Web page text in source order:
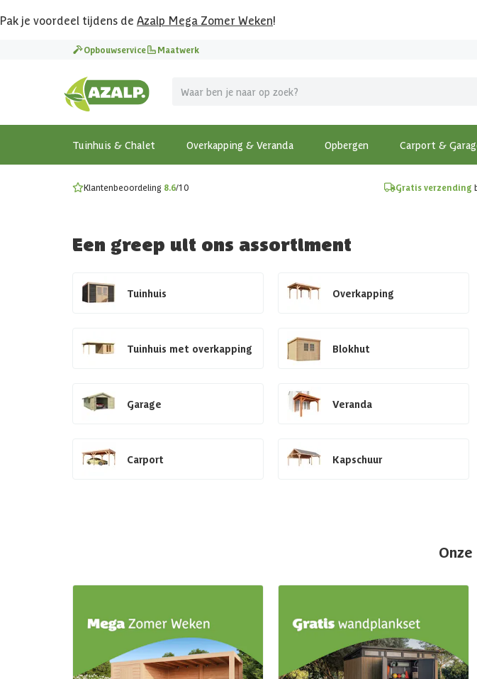
Pak je voordeel tijdens de Azalp Mega Zomer Weken!
Opbouwservice Maatwerk
Tuinhuis & Chalet Overkapping & Veranda Opbergen Carport &
Vier vakantie in je tuin
MEGA zomer kortingen op overkappingen en tuinhuizen!
Bekijk de actiemodellen
Gratis wandplankset
Ontdek onze metalen overkappingen
Klantenbeoordeling 8.6/10 Gratis verzending
Een greep uit ons assortiment
Tuinhuis Overkapping
Tuinhuis met overkapping Blokhut
Garage Veranda
Carport Kapschuur